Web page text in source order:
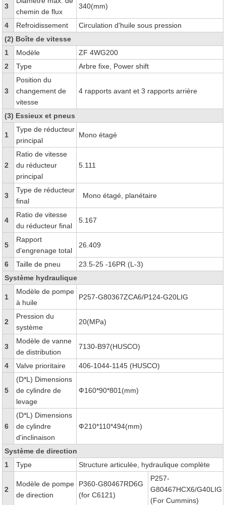
3
chemin de flux
340(mm)
4 Refroidissement
Circulation d'huile sous pression
(2) Boîte de vitesse
1
Modèle
ZF 4WG200
2
Type Arbre fixe, Power shift
3
Position du
changement de
vitesse
4 rapports avant et 3 rapports arrière
(3) Essieux et pneus
1
Type de réducteur
principal
Mono étagé
2
Ratio de vitesse
du réducteur
principal
5.111
3
Type de réducteur
final
Mono étagé, planétaire
4
Ratio de vitesse
du réducteur final
5.167
5
Rapport
d'engrenage total
26.409
6 Taille de pneu
23.5-25 -16PR (L-3)
Système hydraulique
1
Modèle de pompe
à huile
P257-G80367ZCA6/P124-G20LIG
2
Pression du
système
20(MPa)
3
Modèle de vanne
de distribution
7130-B97(HUSCO)
4 Valve prioritaire 406-1044-1145 (HUSCO)
5
(D*L) Dimensions
de cylindre de
levage
Ф160*90*801(mm)
6
(D*L) Dimensions
de cylindre
d'inclinaison
Ф210*110*494(mm)
Système de direction
1
Type Structure articulée, hydraulique complète
2
Modèle de pompe
de direction
P360-G80467RD6G
(for C6121)
P257-
G80467HCX6/G40LIG
(For Cummins)